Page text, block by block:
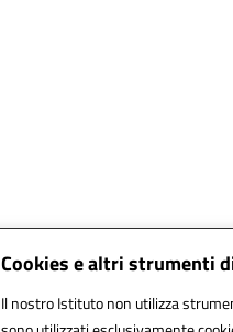
Cookies e altri strumenti
Il nostro Istituto non utilizza